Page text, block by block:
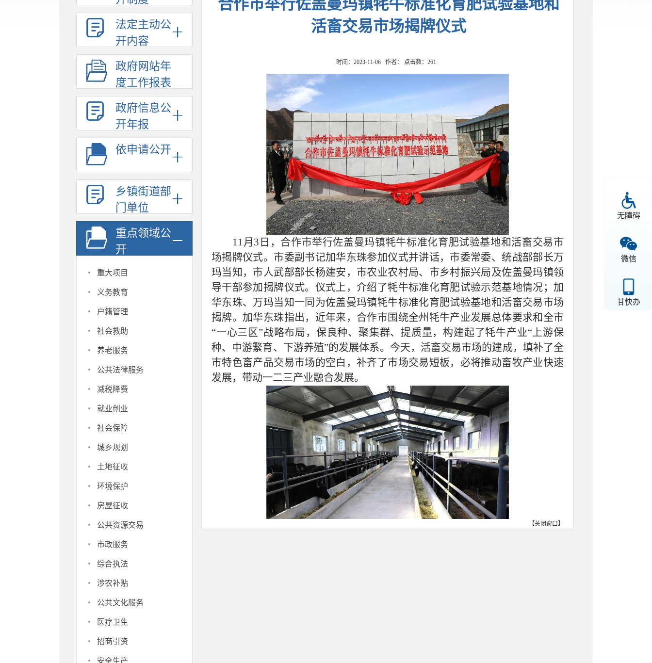
无障碍
微信
甘快办
法定主动公
开内容
政府网站年
度工作报表
政府信息公
开年报
依申请公开
乡镇街道部
门单位
重点领域公
开
· 重大项目
· 义务教育
· 户籍管理
· 社会救助
· 养老服务
· 公共法律服务
· 减税降费
· 就业创业
· 社会保障
· 城乡规划
· 土地征收
· 环境保护
· 房屋征收
· 公共资源交易
· 市政服务
· 综合执法
· 涉农补贴
· 公共文化服务
· 医疗卫生
· 招商引资
安全生产
合作市举行佐盖曼玛镇牦牛标准化育肥试验基地和
活畜交易市场揭牌仪式
时间：2023-11-06 作者： 点击数： 261
11月3日，合作市举行佐盖曼玛镇牦牛标准化育肥试验基地和活畜交易市
场揭牌仪式。市委副书记加华东珠参加仪式并讲话，市委常委、统战部部长万
玛当知，市人武部部长杨建安，市农业农村局、市乡村振兴局及佐盖曼玛镇领
导干部参加揭牌仪式。仪式上，介绍了牦牛标准化育肥试验示范基地情况；加
华东珠、万玛当知一同为佐盖曼玛镇牦牛标准化育肥试验基地和活畜交易市场
揭牌。加华东珠指出，近年来，合作市围绕全州牦牛产业发展总体要求和全市
“一心三区”战略布局，保良种、聚集群、提质量，构建起了牦牛产业“上游保
种、中游繁育、下游养殖”的发展体系。今天，活畜交易市场的建成，填补了全
市特色畜产品交易市场的空白，补齐了市场交易短板，必将推动畜牧产业快速
发展，带动一二三产业融合发展。
【关闭窗口】